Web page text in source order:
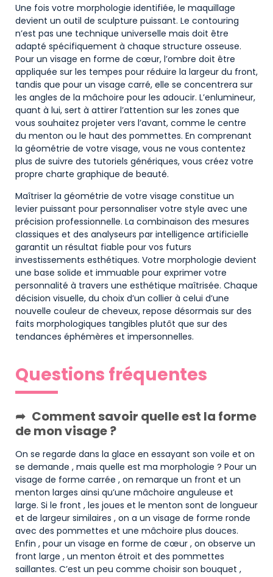
Une fois votre morphologie identifiée, le maquillage
devient un outil de sculpture puissant. Le contouring
n’est pas une technique universelle mais doit être
adapté spécifiquement à chaque structure osseuse.
Pour un visage en forme de cœur, l’ombre doit être
appliquée sur les tempes pour réduire la largeur du front,
tandis que pour un visage carré, elle se concentrera sur
les angles de la mâchoire pour les adoucir. L’enlumineur,
quant à lui, sert à attirer l’attention sur les zones que
vous souhaitez projeter vers l’avant, comme le centre
du menton ou le haut des pommettes. En comprenant
la géométrie de votre visage, vous ne vous contentez
plus de suivre des tutoriels génériques, vous créez votre
propre charte graphique de beauté.
Maîtriser la géométrie de votre visage constitue un
levier puissant pour personnaliser votre style avec une
précision professionnelle. La combinaison des mesures
classiques et des analyseurs par intelligence artificielle
garantit un résultat fiable pour vos futurs
investissements esthétiques. Votre morphologie devient
une base solide et immuable pour exprimer votre
personnalité à travers une esthétique maîtrisée. Chaque
décision visuelle, du choix d’un collier à celui d’une
nouvelle couleur de cheveux, repose désormais sur des
faits morphologiques tangibles plutôt que sur des
tendances éphémères et impersonnelles.
Questions fréquentes
Comment savoir quelle est la forme
de mon visage ?
On se regarde dans la glace en essayant son voile et on
se demande , mais quelle est ma morphologie ? Pour un
visage de forme carrée , on remarque un front et un
menton larges ainsi qu’une mâchoire anguleuse et
large. Si le front , les joues et le menton sont de longueur
et de largeur similaires , on a un visage de forme ronde
avec des pommettes et une mâchoire plus douces.
Enfin , pour un visage en forme de cœur , on observe un
front large , un menton étroit et des pommettes
saillantes. C’est un peu comme choisir son bouquet ,